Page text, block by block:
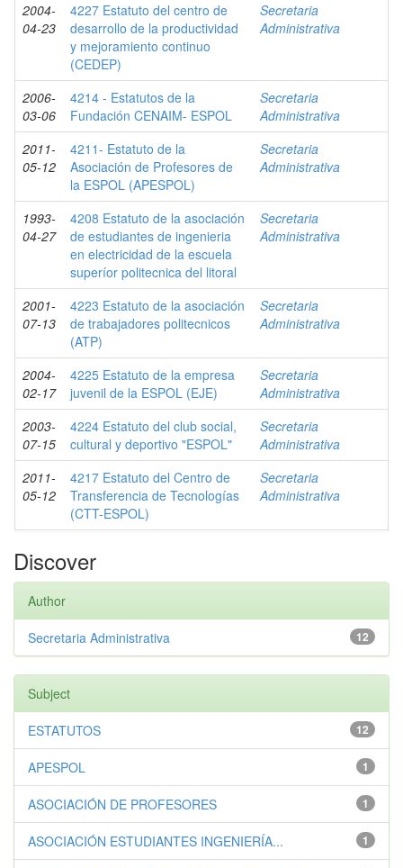
2004-
04-23
4227 Estatuto del centro de
desarrollo de la productividad
y mejoramiento continuo
(CEDEP)
Secretaria
Administrativa
2006-
03-06
4214 - Estatutos de la
Fundación CENAIM- ESPOL
Secretaria
Administrativa
2011-
05-12
4211- Estatuto de la
Asociación de Profesores de
la ESPOL (APESPOL)
Secretaria
Administrativa
1993-
04-27
4208 Estatuto de la asociación
de estudiantes de ingenieria
en electricidad de la escuela
superíor politecnica del litoral
Secretaria
Administrativa
2001-
07-13
4223 Estatuto de la asociación
de trabajadores politecnicos
(ATP)
Secretaria
Administrativa
2004-
02-17
4225 Estatuto de la empresa
juvenil de la ESPOL (EJE)
Secretaria
Administrativa
2003-
07-15
4224 Estatuto del club social,
cultural y deportivo "ESPOL"
Secretaria
Administrativa
2011-
05-12
4217 Estatuto del Centro de
Transferencia de Tecnologías
(CTT-ESPOL)
Secretaria
Administrativa
Discover
Author
12
Secretaria Administrativa
Subject
12
ESTATUTOS
1
APESPOL
1
ASOCIACIÓN DE PROFESORES
1
ASOCIACIÓN ESTUDIANTES INGENIERÍA...